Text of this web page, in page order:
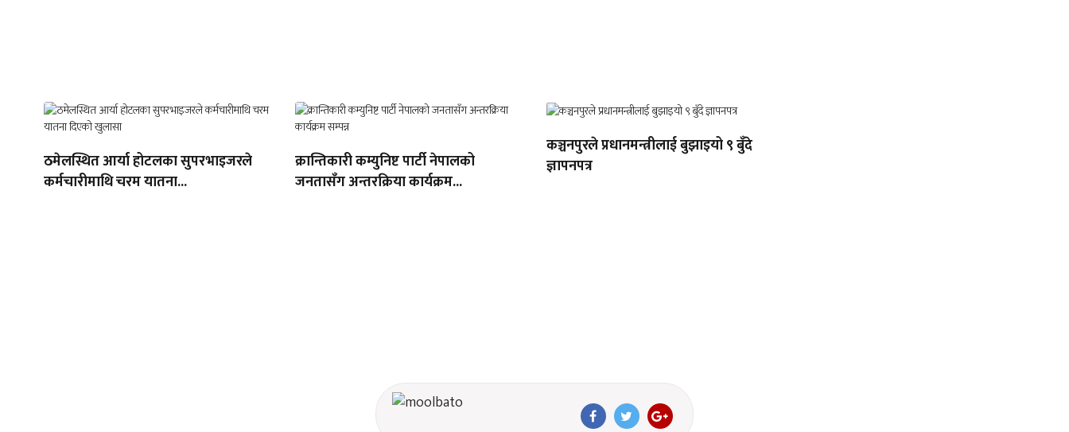
ठमेलस्थित आर्या होटलका सुपरभाइजरले
कर्मचारीमाथि चरम यातना...
क्रान्तिकारी कम्युनिष्ट पार्टी नेपालको
जनतासँग अन्तरक्रिया कार्यक्रम...
कञ्चनपुरले प्रधानमन्त्रीलाई बुझाइयो ९ बुँदे
ज्ञापनपत्र